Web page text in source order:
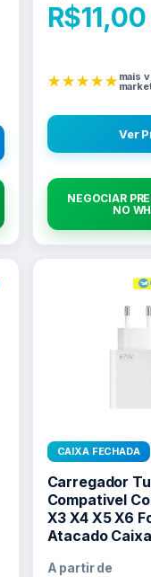
R$11,00
★★★★★mais
Ver
NEGOCIAR
NO
CAIXA FECHADA
Carregador
Compativel
X3 X4 X5 X6
Atacado
A partir de